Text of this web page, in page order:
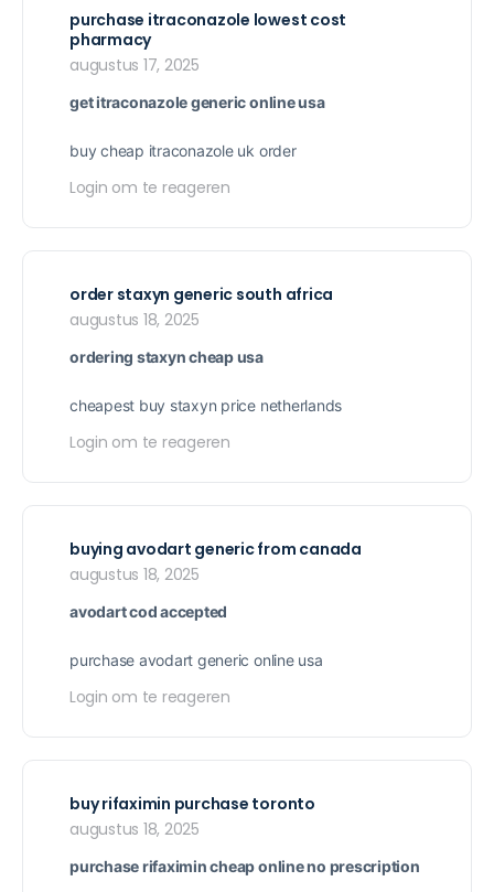
purchase itraconazole lowest cost
pharmacy
augustus 17, 2025
get itraconazole generic online usa
buy cheap itraconazole uk order
Login om te reageren
order staxyn generic south africa
augustus 18, 2025
ordering staxyn cheap usa
cheapest buy staxyn price netherlands
Login om te reageren
buying avodart generic from canada
augustus 18, 2025
avodart cod accepted
purchase avodart generic online usa
Login om te reageren
buy rifaximin purchase toronto
augustus 18, 2025
purchase rifaximin cheap online no prescription